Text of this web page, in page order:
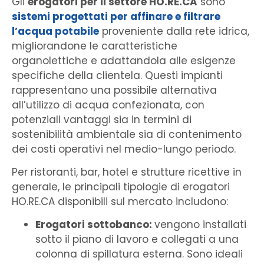
sistemi progettati per affinare e filtrare
l’acqua potabile proveniente dalla rete idrica,
migliorandone le caratteristiche
organolettiche e adattandola alle esigenze
specifiche della clientela. Questi impianti
rappresentano una possibile alternativa
all’utilizzo di acqua confezionata, con
potenziali vantaggi sia in termini di
sostenibilità ambientale sia di contenimento
dei costi operativi nel medio-lungo periodo.
Per ristoranti, bar, hotel e strutture ricettive in
generale, le principali tipologie di erogatori
HO.RE.CA disponibili sul mercato includono:
Erogatori sottobanco: vengono installati
sotto il piano di lavoro e collegati a una
colonna di spillatura esterna. Sono ideali